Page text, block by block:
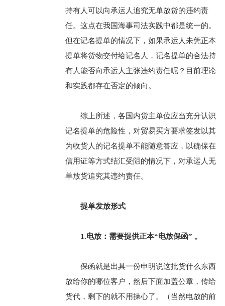
持有人可以向承运人追究无单放货的违约责
任。这点在我国海事司法实践中都是统一的。
但在记名提单的情况下，如果承运人未凭正本
提单将货物交付给记名人，记名提单的合法持
有人能否向承运人主张违约责任呢？目前理论
和实践都存在否定的倾向。
综上所述，各国内货主单位应当充分认识
记名提单的危险性，对贸易买方要求签发以其
为收货人的记名提单不能随意答应，以确保在
信用证等方式结汇受阻的情况下，对承运人无
单放货追究其违约责任。
提单发放形式
1.电放：需要提供正本“电放保函” 。
保函就是出具一份申明说这批货什么东西
放给你的哪位客户，然后下面加盖公章，传给
货代，剩下的就不用操心了。（当然电放的前